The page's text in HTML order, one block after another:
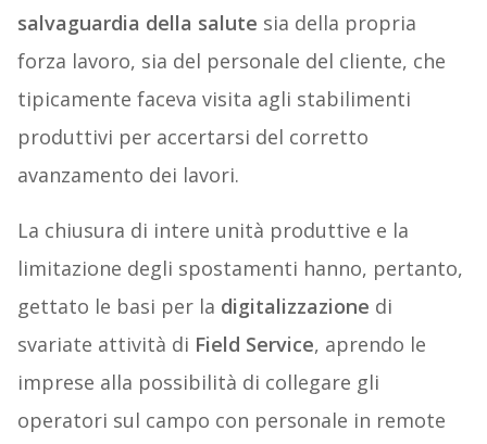
salvaguardia della salute sia della propria
forza lavoro, sia del personale del cliente, che
tipicamente faceva visita agli stabilimenti
produttivi per accertarsi del corretto
avanzamento dei lavori.
La chiusura di intere unità produttive e la
limitazione degli spostamenti hanno, pertanto,
gettato le basi per la digitalizzazione di
svariate attività di Field Service, aprendo le
imprese alla possibilità di collegare gli
operatori sul campo con personale in remote